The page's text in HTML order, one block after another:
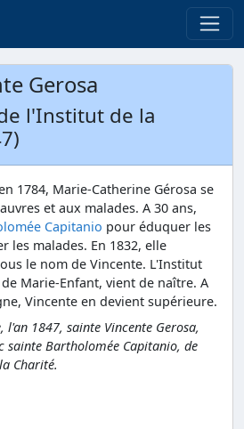
Gerosa
l'Institut de la
1784, Marie-Catherine Gérosa se
et aux malades. A 30 ans,
Capitanio pour éduquer les
les malades. En 1832, elle
le nom de Vincente. L'Institut
Marie-Enfant, vient de naître. A
Vincente en devient supérieure.
l'an 1847, sainte Vincente Gerosa,
sainte Bartholomée Capitanio, de
Charité.